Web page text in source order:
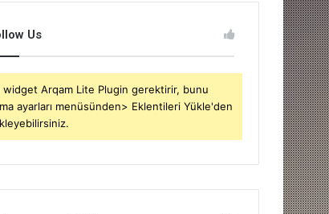
Us
widget Arqam Lite Plugin gerektirir, bunu
ayarları menüsünden> Eklentileri Yükle'den